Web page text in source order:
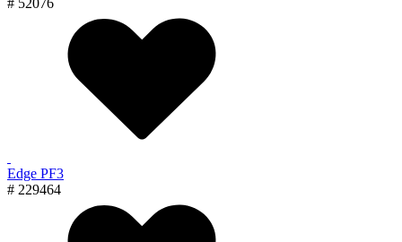
# 52076
Edge PF3
# 229464